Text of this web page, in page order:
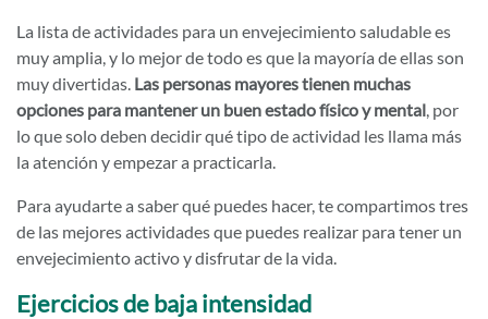
La lista de actividades para un envejecimiento saludable es
muy amplia, y lo mejor de todo es que la mayoría de ellas son
muy divertidas. Las personas mayores tienen muchas
opciones para mantener un buen estado físico y mental, por
lo que solo deben decidir qué tipo de actividad les llama más
la atención y empezar a practicarla.
Para ayudarte a saber qué puedes hacer, te compartimos tres
de las mejores actividades que puedes realizar para tener un
envejecimiento activo y disfrutar de la vida.
Ejercicios de baja intensidad